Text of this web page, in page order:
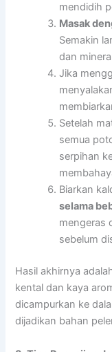
mendidih
Masak
Semakin
dan
Jika
Setelah
semua
serpihan
Biarkan
selama
mengeras
sebelum
Hasil akhirnya
kental dan kaya
dicampurkan ke
dijadikan bahan